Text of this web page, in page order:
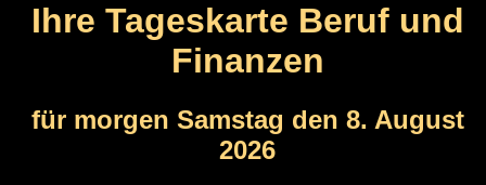
Ihre Tageskarte Beruf und
Finanzen
für morgen Samstag den 8. August
2026